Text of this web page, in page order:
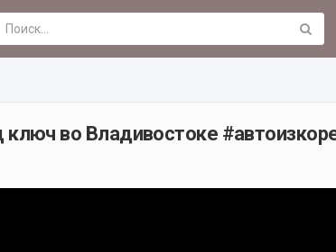
ключ во Владивостоке